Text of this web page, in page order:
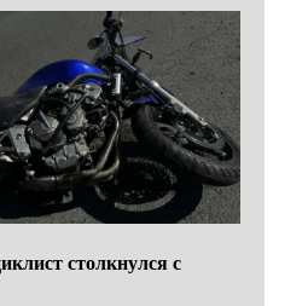
столкнулся с